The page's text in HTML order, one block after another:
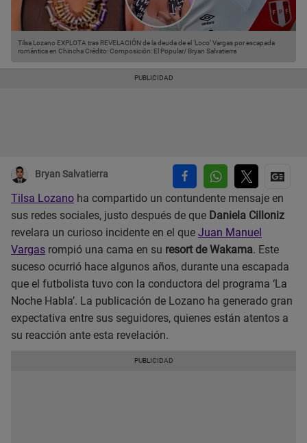
Tilsa Lozano EXPLOTA tras REVELACIÓN de la deuda de el ‘Loco’ Vargas por escapada
romántica en ChinchaCrédito: Composición: El Popular/ Bryan Salvatierra
Bryan Salvatierra
Tilsa Lozano ha compartido un contundente mensaje en
sus redes sociales, justo después de que Daniela Cilloniz
revelara un curioso incidente en el que Juan Manuel
Vargas rompió una cama en su resort de Wakama. Este
suceso ocurrió hace algunos años, durante una escapada
que el futbolista tuvo con la conductora del programa ‘La
Noche Habla’. La publicación de Lozano ha generado gran
expectativa entre sus seguidores, quienes están atentos a
su reacción ante esta revelación.